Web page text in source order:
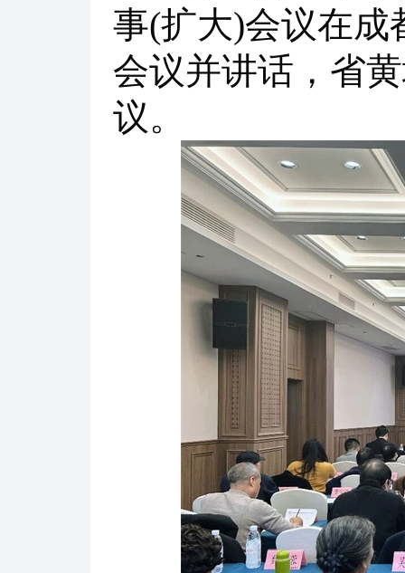
事(扩大)会议在成
会议并讲话，省
议。